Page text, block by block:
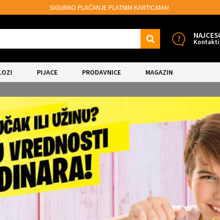
MOGUĆNOST BESPLATNE ISPORUKE!
PIJACE PRODAVNICE MAGAZIN